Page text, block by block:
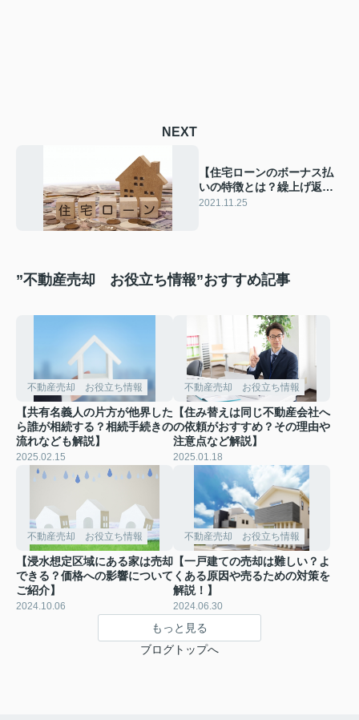
NEXT
【住宅ローンのボーナス払
いの特徴とは？繰上げ返済
の方法やメリットも解説】
2021.11.25
”不動産売却 お役立ち情報”おすすめ記事
不動産売却 お役立ち情報
【共有名義人の片方が他界した
ら誰が相続する？相続手続きの
流れなども解説】
2025.02.15
不動産売却 お役立ち情報
【住み替えは同じ不動産会社へ
の依頼がおすすめ？その理由や
注意点など解説】
2025.01.18
不動産売却 お役立ち情報
【浸水想定区域にある家は売却
できる？価格への影響について
ご紹介】
2024.10.06
不動産売却 お役立ち情報
【一戸建ての売却は難しい？よ
くある原因や売るための対策を
解説！】
2024.06.30
もっと見る
ブログトップへ